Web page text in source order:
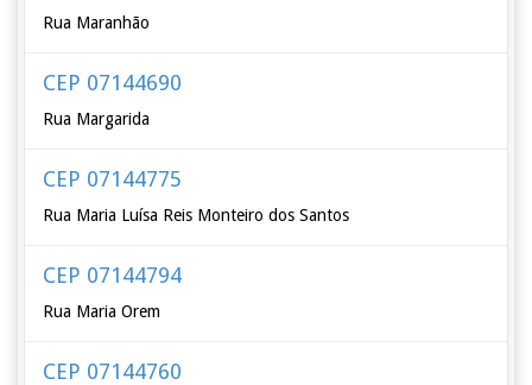
Rua Maranhão
CEP 07144690
Rua Margarida
CEP 07144775
Rua Maria Luísa Reis Monteiro dos Santos
CEP 07144794
Rua Maria Orem
CEP 07144760